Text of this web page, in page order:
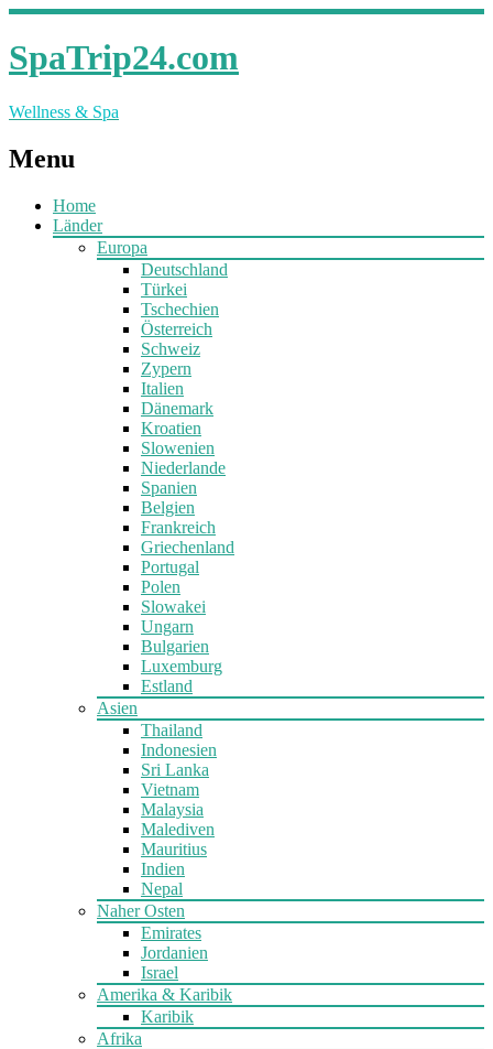
SpaTrip24.com
Wellness & Spa
Menu
Home
Länder
Europa
Deutschland
Türkei
Tschechien
Österreich
Schweiz
Zypern
Italien
Dänemark
Kroatien
Slowenien
Niederlande
Spanien
Belgien
Frankreich
Griechenland
Portugal
Polen
Slowakei
Ungarn
Bulgarien
Luxemburg
Estland
Asien
Thailand
Indonesien
Sri Lanka
Vietnam
Malaysia
Malediven
Mauritius
Indien
Nepal
Naher Osten
Emirates
Jordanien
Israel
Amerika & Karibik
Karibik
Afrika